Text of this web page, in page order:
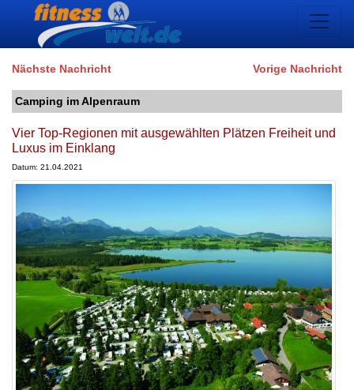
Nächste Nachricht Vorige Nachricht
Camping im Alpenraum
Vier Top-Regionen mit ausgewählten Plätzen Freiheit und
Luxus im Einklang
Datum: 21.04.2021